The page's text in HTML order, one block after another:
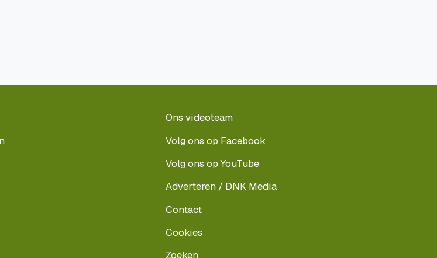
Ons videoteam
Volg ons op Facebook
Volg ons op YouTube
Adverteren / DNK Media
Contact
Cookies
Zoeken